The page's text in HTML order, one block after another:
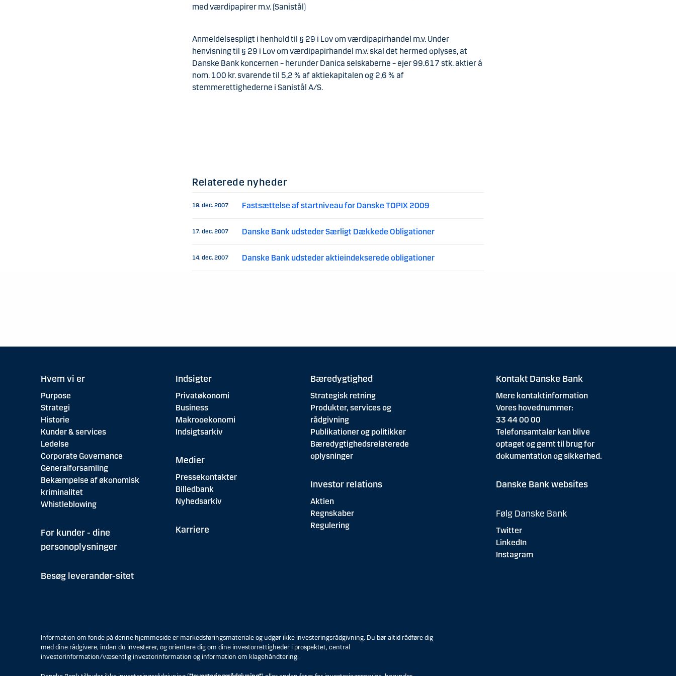
med værdipapirer m.v. (Sanistål)
Anmeldelsespligt i henhold til § 29 i Lov om værdipapirhandel m.v. Under
henvisning til § 29 i Lov om værdipapirhandel m.v. skal det hermed oplyses, at
Danske Bank koncernen – herunder Danica selskaberne – ejer 99.617 stk. aktier á
nom. 100 kr. svarende til 5,2 % af aktiekapitalen og 2,6 % af
stemmerettighederne i Sanistål A/S.
Relaterede nyheder
19. dec. 2007 Fastsættelse af startniveau for Danske TOPIX 2009
17. dec. 2007 Danske Bank udsteder Særligt Dækkede Obligationer
14. dec. 2007 Danske Bank udsteder aktieindekserede obligationer
Hvem vi er
Purpose
Strategi
Historie
Kunder & services
Ledelse
Corporate Governance
Generalforsamling
Bekæmpelse af økonomisk
kriminalitet
Whistleblowing
For kunder - dine
personoplysninger
Besøg leverandør-sitet
Indsigter
Privatøkonomi
Business
Makrooekonomi
Indsigtsarkiv
Medier
Pressekontakter
Billedbank
Nyhedsarkiv
Karriere
Bæredygtighed
Strategisk retning
Produkter, services og
rådgivning
Publikationer og politikker
Bæredygtighedsrelaterede
oplysninger
Investor relations
Aktien
Regnskaber
Regulering
Kontakt Danske Bank
Mere kontaktinformation
Vores hovednummer:
33 44 00 00
Telefonsamtaler kan blive
optaget og gemt til brug for
dokumentation og sikkerhed.
Danske Bank websites
Følg Danske Bank
Twitter
LinkedIn
Instagram
Information om fonde på denne hjemmeside er markedsføringsmateriale og udgør ikke investeringsrådgivning. Du bør altid rådføre dig
med dine rådgivere, inden du investerer, og orientere dig om dine investorrettigheder i prospektet, central
investorinformation/væsentlig investorinformation og information om klagehåndtering.